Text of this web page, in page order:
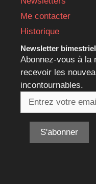
Me contacter
Historique
Newsletter
Abonnez-vous à la
recevoir les
incontournables.